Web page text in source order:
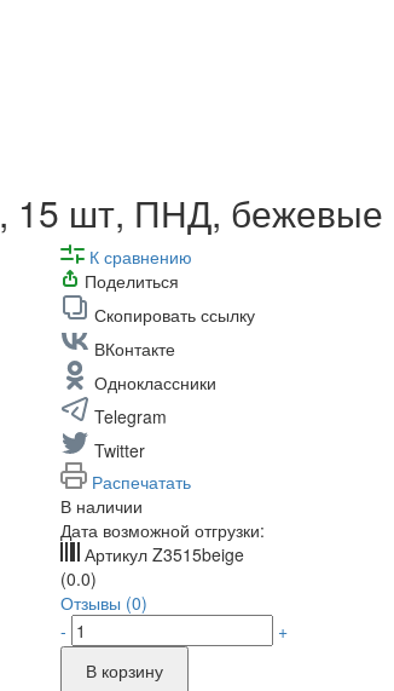
15 шт, ПНД, бежевые
К сравнению
Поделиться
Скопировать ссылку
ВКонтакте
Одноклассники
Telegram
Twitter
Распечатать
В наличии
Дата возможной отгрузки:
Артикул Z3515beige
(0.0)
Отзывы (0)
-
+
В корзину